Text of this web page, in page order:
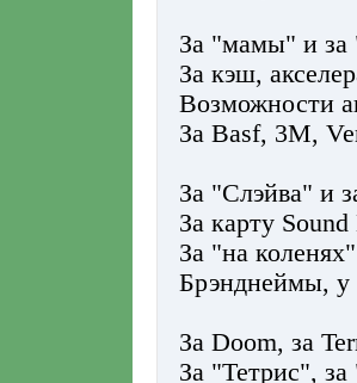
За "мамы" и
За кэш,
Возможности
За Basf, 3M,
За "Слэйва" и
За карту
За "на
Брэнднеймы, у
За Doom, за
За "Тетрис",